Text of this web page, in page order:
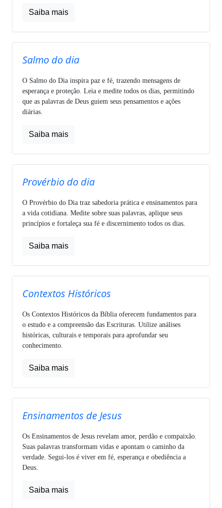
Saiba mais
Salmo do dia
O Salmo do Dia inspira paz e fé, trazendo mensagens de
esperança e proteção. Leia e medite todos os dias, permitindo
que as palavras de Deus guiem seus pensamentos e ações
diárias.
Saiba mais
Provérbio do dia
O Provérbio do Dia traz sabedoria prática e ensinamentos para
a vida cotidiana. Medite sobre suas palavras, aplique seus
princípios e fortaleça sua fé e discernimento todos os dias.
Saiba mais
Contextos Históricos
Os Contextos Históricos da Bíblia oferecem fundamentos para
o estudo e a compreensão das Escrituras. Utilize análises
históricas, culturais e temporais para aprofundar seu
conhecimento.
Saiba mais
Ensinamentos de Jesus
Os Ensinamentos de Jesus revelam amor, perdão e compaixão.
Suas palavras transformam vidas e apontam o caminho da
verdade. Segui-los é viver em fé, esperança e obediência a
Deus.
Saiba mais